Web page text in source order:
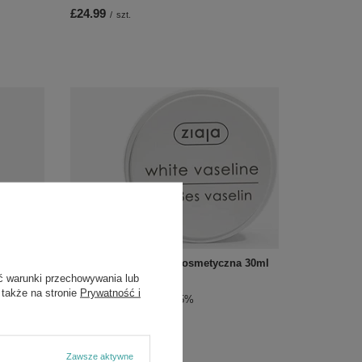
£24.99 / szt.
Skóry
Ziaja Wazelina Biała Kosmetyczna 30ml
£1.51
Cena regularna: -5%
warunki przechowywania lub
na stronie Prywatność i
Zawsze aktywne